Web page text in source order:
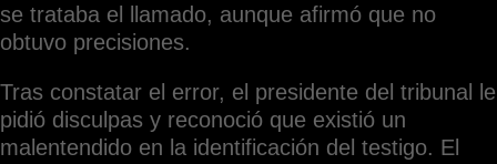
se trataba el llamado, aunque afirmó que no
obtuvo precisiones.
Tras constatar el error, el presidente del tribunal le
pidió disculpas y reconoció que existió un
malentendido en la identificación del testigo. El